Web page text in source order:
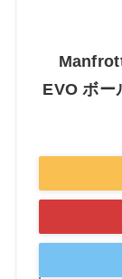
EVO ボー